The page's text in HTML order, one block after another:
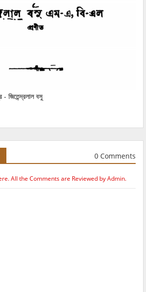
- জিতেন্দ্রলাল বসু
0 Comments
All the Comments are Reviewed by Admin.